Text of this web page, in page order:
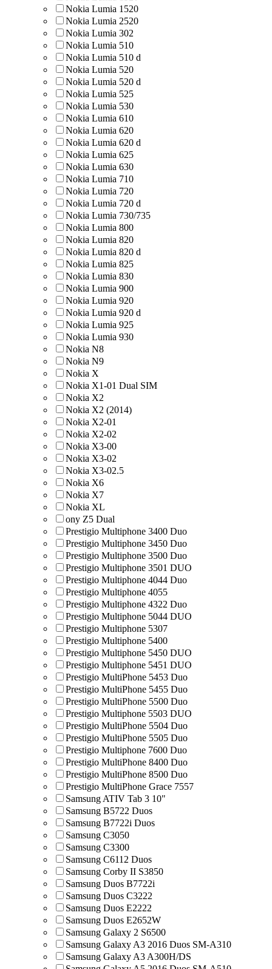
Nokia Lumia 1520
Nokia Lumia 2520
Nokia Lumia 302
Nokia Lumia 510
Nokia Lumia 510 d
Nokia Lumia 520
Nokia Lumia 520 d
Nokia Lumia 525
Nokia Lumia 530
Nokia Lumia 610
Nokia Lumia 620
Nokia Lumia 620 d
Nokia Lumia 625
Nokia Lumia 630
Nokia Lumia 710
Nokia Lumia 720
Nokia Lumia 720 d
Nokia Lumia 730/735
Nokia Lumia 800
Nokia Lumia 820
Nokia Lumia 820 d
Nokia Lumia 825
Nokia Lumia 830
Nokia Lumia 900
Nokia Lumia 920
Nokia Lumia 920 d
Nokia Lumia 925
Nokia Lumia 930
Nokia N8
Nokia N9
Nokia X
Nokia X1-01 Dual SIM
Nokia X2
Nokia X2 (2014)
Nokia X2-01
Nokia X2-02
Nokia X3-00
Nokia X3-02
Nokia X3-02.5
Nokia X6
Nokia X7
Nokia XL
ony Z5 Dual
Prestigio Multiphone 3400 Duo
Prestigio Multiphone 3450 Duo
Prestigio Multiphone 3500 Duo
Prestigio Multiphone 3501 DUO
Prestigio Multiphone 4044 Duo
Prestigio Multiphone 4055
Prestigio Multiphone 4322 Duo
Prestigio Multiphone 5044 DUO
Prestigio Multiphone 5307
Prestigio Multiphone 5400
Prestigio Multiphone 5450 DUO
Prestigio Multiphone 5451 DUO
Prestigio MultiPhone 5453 Duo
Prestigio MultiPhone 5455 Duo
Prestigio MultiPhone 5500 Duo
Prestigio Multiphone 5503 DUO
Prestigio MultiPhone 5504 Duo
Prestigio MultiPhone 5505 Duo
Prestigio Multiphone 7600 Duo
Prestigio MultiPhone 8400 Duo
Prestigio MultiPhone 8500 Duo
Prestigio MultiPhone Grace 7557
Samsung ATIV Tab 3 10"
Samsung B5722 Duos
Samsung B7722i Duos
Samsung C3050
Samsung C3300
Samsung C6112 Duos
Samsung Corby II S3850
Samsung Duos B7722i
Samsung Duos C3222
Samsung Duos E2222
Samsung Duos E2652W
Samsung Galaxy 2 S6500
Samsung Galaxy A3 2016 Duos SM-A310
Samsung Galaxy A3 A300H/DS